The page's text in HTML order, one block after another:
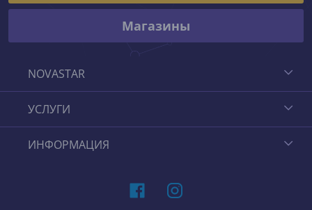
NOVASTAR
УСЛУГИ
ИНФОРМАЦИЯ
Магазины